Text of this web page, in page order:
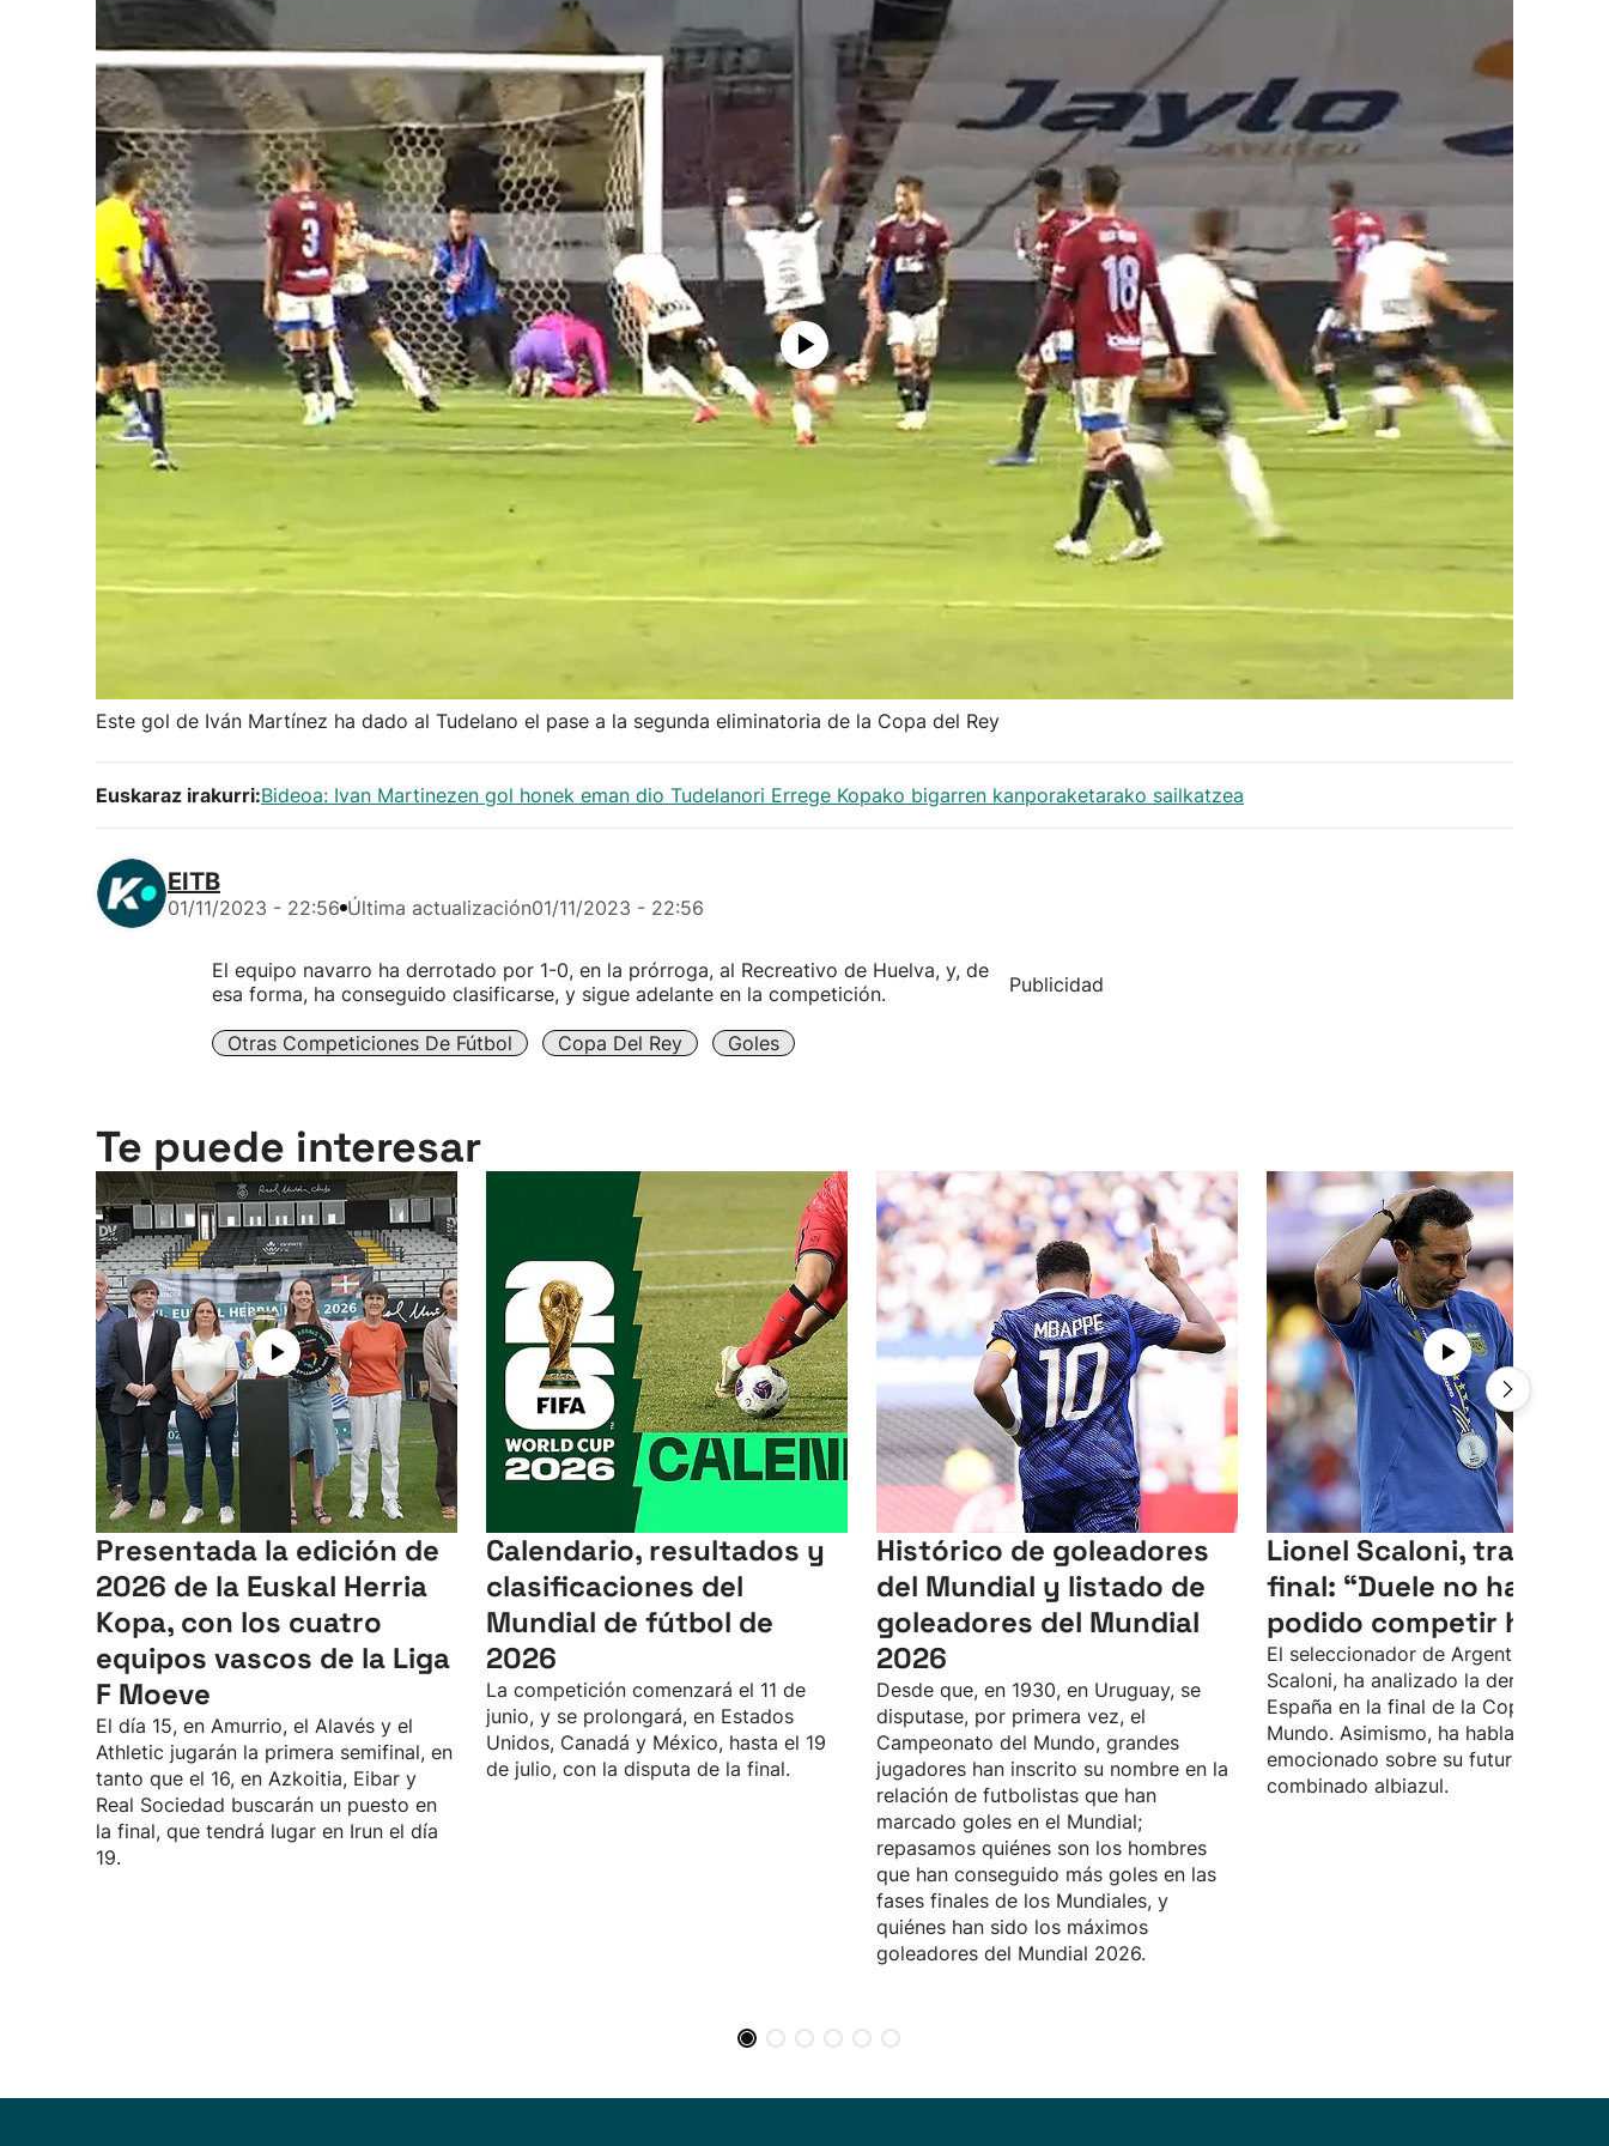
Este gol de Iván Martínez ha dado al Tudelano el pase a la segunda eliminatoria de la Copa del Rey
Euskaraz irakurri:Bideoa: Ivan Martinezen gol honek eman dio Tudelanori Errege Kopako bigarren kanporaketarako sailkatzea
EITB
01/11/2023 - 22:56 Última actualización01/11/2023 - 22:56
El equipo navarro ha derrotado por 1-0, en la prórroga, al Recreativo de Huelva, y, de
esa forma, ha conseguido clasificarse, y sigue adelante en la competición.
Otras Competiciones De Fútbol Copa Del Rey Goles
Publicidad
Te puede interesar
Presentada la edición de
2026 de la Euskal Herria
Kopa, con los cuatro
equipos vascos de la Liga
F Moeve
El día 15, en Amurrio, el Alavés y el
Athletic jugarán la primera semifinal, en
tanto que el 16, en Azkoitia, Eibar y
Real Sociedad buscarán un puesto en
la final, que tendrá lugar en Irun el día
19.
Calendario, resultados y
clasificaciones del
Mundial de fútbol de
2026
La competición comenzará el 11 de
junio, y se prolongará, en Estados
Unidos, Canadá y México, hasta el 19
de julio, con la disputa de la final.
Histórico de goleadores
del Mundial y listado de
goleadores del Mundial
2026
Desde que, en 1930, en Uruguay, se
disputase, por primera vez, el
Campeonato del Mundo, grandes
jugadores han inscrito su nombre en la
relación de futbolistas que han
marcado goles en el Mundial;
repasamos quiénes son los hombres
que han conseguido más goles en las
fases finales de los Mundiales, y
quiénes han sido los máximos
goleadores del Mundial 2026.
Lionel Scaloni, tras la
final: “Duele no haber
podido competir hoy”
El seleccionador de Argentina, Lionel
Scaloni, ha analizado la derrota ante
España en la final de la Copa del
Mundo. Asimismo, ha hablado
emocionado sobre su futuro en el
combinado albiazul.